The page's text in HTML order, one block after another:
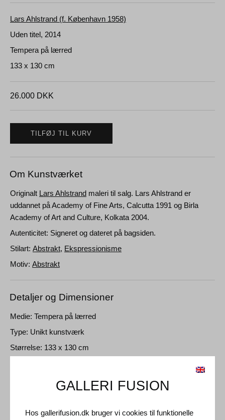
Lars Ahlstrand (f. København 1958)
Uden titel, 2014
Tempera på lærred
133 x 130 cm
26.000 DKK
TILFØJ TIL KURV
Om Kunstværket
Originalt Lars Ahlstrand maleri til salg. Lars Ahlstrand er
uddannet på Academy of Fine Arts, Calcutta 1991 og Birla
Academy of Art and Culture, Kolkata 2004.
Autenticitet: Signeret og dateret på bagsiden.
Stilart: Abstrakt, Ekspressionisme
Motiv: Abstrakt
Detaljer og Dimensioner
Medie: Tempera på lærred
Type: Unikt kunstværk
Størrelse: 133 x 130 cm
Leveringstid: 3-5 hverdage inden for Danmark.
GALLERI FUSION
Hos gallerifusion.dk bruger vi cookies til funktionelle